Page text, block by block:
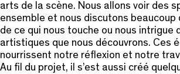
arts de la scène. Nous allons voir des
ensemble et nous discutons beaucoup
de ce qui nous touche ou nous intrigue
artistiques que nous découvrons. Ces
nourrissent notre réflexion et notre
Au fil du projet, il s’est aussi créé